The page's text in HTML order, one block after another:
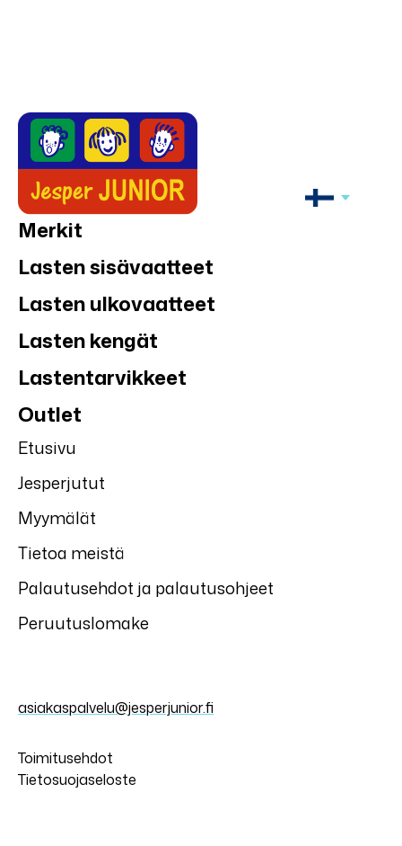
Merkit
Lasten sisävaatteet
Lasten ulkovaatteet
Lasten kengät
Lastentarvikkeet
Outlet
Etusivu
Jesperjutut
Myymälät
Tietoa meistä
Palautusehdot ja palautusohjeet
Peruutuslomake
asiakaspalvelu@jesperjunior.fi
Toimitusehdot
Tietosuojaseloste